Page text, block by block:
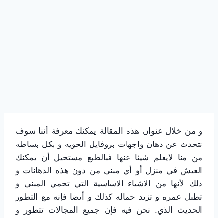
و من خلال عنوان هذه المقالة يمكنك معرفة أننا سوف
نتحدث عن دهان واجهات بروفايل الحويه و بكل بساطه
من منا لايعلم شيئا عنها فبالطبع مستحيل أن يمكنك
العيش في منزل أو أي مبنى من دون هذه الدهانات و
ذلك لأنها من الاشياء الاساسية التي تحمي المبنى و
تطيل عمره و تزيد جماله كذلك و أيضا فإنه مع التطور
الحديث الذي. نحن فيه فإن جميع المجالات تتطور و